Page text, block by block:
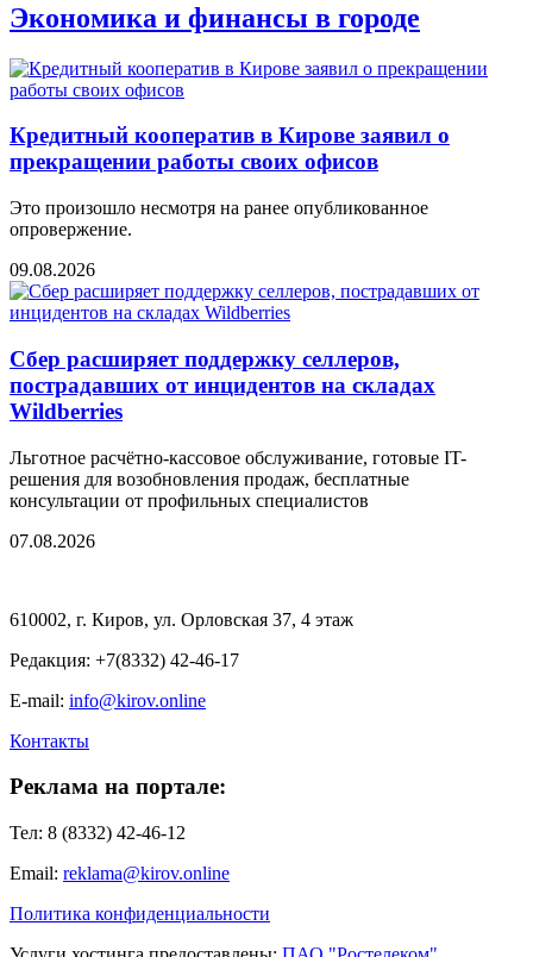
Экономика и финансы в городе
Кредитный кооператив в Кирове заявил о
прекращении работы своих офисов
Это произошло несмотря на ранее опубликованное
опровержение.
09.08.2026
Сбер расширяет поддержку селлеров,
пострадавших от инцидентов на складах
Wildberries
Льготное расчётно-кассовое обслуживание, готовые IT-
решения для возобновления продаж, бесплатные
консультации от профильных специалистов
07.08.2026
610002, г. Киров, ул. Орловская 37, 4 этаж
Редакция: +7(8332) 42-46-17
E-mail: info@kirov.online
Контакты
Реклама на портале:
Тел: 8 (8332) 42-46-12
Email: reklama@kirov.online
Политика конфиденциальности